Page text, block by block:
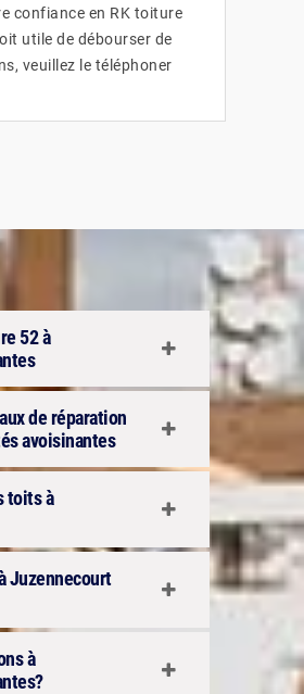
confiance en RK toiture
utile de débourser de
veuillez le téléphoner
52 à
de réparation
avoisinantes
toits à
Juzennecourt
à